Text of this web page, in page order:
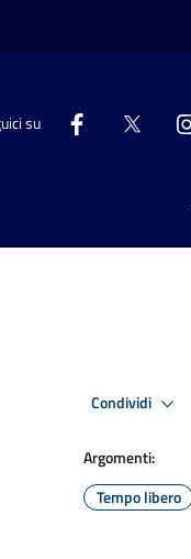
su
Condividi
Argomenti:
Tempo libero